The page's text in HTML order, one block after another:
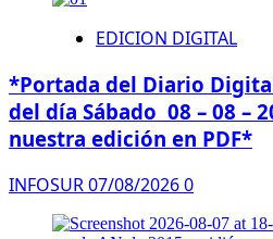
EDICION DIGITAL
*Portada del Diario
del día Sábado 08 – 08 –
nuestra edición en PDF*
INFOSUR07/08/20260